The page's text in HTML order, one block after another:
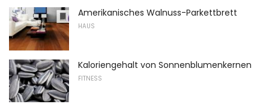
Amerikanisches Walnuss-Parkettbrett
HAUS
Kaloriengehalt von Sonnenblumenkernen
FITNESS